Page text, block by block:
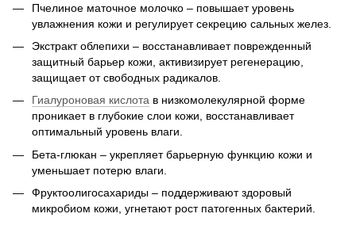
Пчелиное маточное молочко – повышает уровень
увлажнения кожи и регулирует секрецию сальных желез.
Экстракт облепихи – восстанавливает поврежденный
защитный барьер кожи, активизирует регенерацию,
защищает от свободных радикалов.
Гиалуроновая кислота в низкомолекулярной форме
проникает в глубокие слои кожи, восстанавливает
оптимальный уровень влаги.
Бета-глюкан – укрепляет барьерную функцию кожи и
уменьшает потерю влаги.
Фруктоолигосахариды – поддерживают здоровый
микробиом кожи, угнетают рост патогенных бактерий.